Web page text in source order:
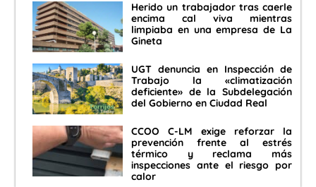
Herido un trabajador tras caerle
encima cal viva mientras
limpiaba en una empresa de La
Gineta
UGT denuncia en Inspección de
Trabajo la «climatización
deficiente» de la Subdelegación
del Gobierno en Ciudad Real
CCOO C-LM exige reforzar la
prevención frente al estrés
térmico y reclama más
inspecciones ante el riesgo por
calor